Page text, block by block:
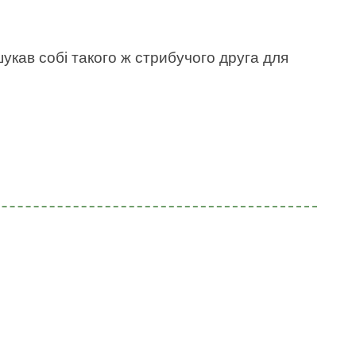
собі такого ж стрибучого друга для